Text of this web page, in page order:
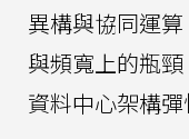
異構與協同運
與頻寬上的瓶
資料中心架構彈